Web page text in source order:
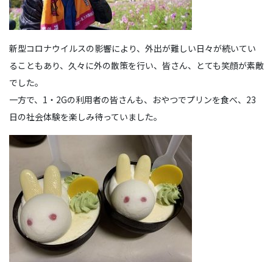
新型コロナウイルスの影響により、外出が難しい日々が続いてい
ることもあり、久々に外の散策を行い、皆さん、とても笑顔が素敵
でした。
一方で、1・2Gの利用者の皆さんも、おやつでプリンを食べ、23
日の社会体験を楽しみ待っていました。